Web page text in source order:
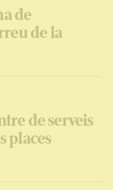
de
de la
de serveis
places